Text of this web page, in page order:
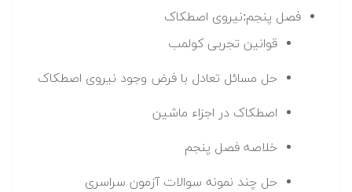
فصل پنجم:نیروی اصطکاک
قوانین تجربی کولمب
حل مسائل تعادل با فرض وجود نیروی اصطکاک
اصطکاک در اجزاء ماشین
خلاصه فصل پنجم
حل چند نمونه سوالات آزمون سراسری